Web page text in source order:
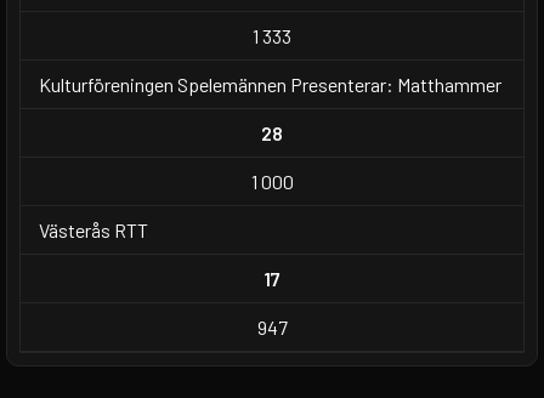
1 333
Kulturföreningen Spelemännen Presenterar: Matthammer
28
1 000
Västerås RTT
17
947